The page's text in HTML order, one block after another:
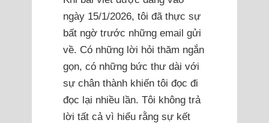
ngày 15/1/2026, tôi đã thực sự
bất ngờ trước những email gửi
về. Có những lời hỏi thăm ngắn
gọn, có những bức thư dài với
sự chân thành khiến tôi đọc đi
đọc lại nhiều lần. Tôi không trả
lời tất cả vì hiểu rằng sự kết